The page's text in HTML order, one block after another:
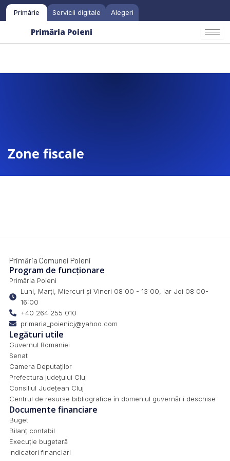
Skip
Primărie Servicii digitale Alegeri
Primăria Poieni
Zone fiscale
Primăria Comunei Poieni
Program de funcționare
Primăria Poieni
Luni, Marți, Miercuri și Vineri 08:00 - 13:00, iar Joi 08:00-
16:00
+40 264 255 010
primaria_poienicj@yahoo.com
Legături utile
Guvernul Romaniei
Senat
Camera Deputaților
Prefectura județului Cluj
Consiliul Județean Cluj
Centrul de resurse bibliografice în domeniul guvernării deschise
Documente financiare
Buget
Bilanț contabil
Execuție bugetară
Indicatori financiari